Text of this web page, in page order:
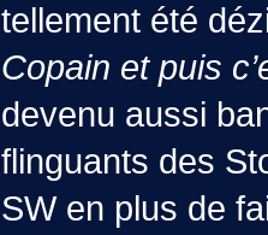
tellement été
Copain et puis
devenu aussi
flinguants des
SW en plus de